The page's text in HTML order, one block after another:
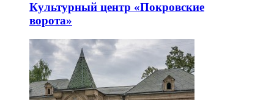
Культурный центр «Покровские
ворота»